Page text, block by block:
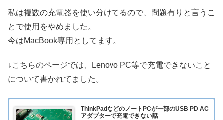
私は複数の充電器を使い分けてるので、問題有りと言うこ
とで使用をやめました。
今はMacBook専用としてます。
↓こちらのページでは、Lenovo PC等で充電できないこと
について書かれてました。
ThinkPadなどのノートPCが一部のUSB PD AC
アダプターで充電できない話